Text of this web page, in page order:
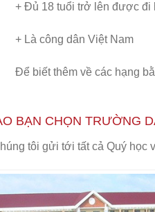
+ Đủ 18 tuổi trở lên được đi
+ Là công dân Việt Nam
Để biết thêm về các hạng
BẠN CHỌN TRƯỜNG
tôi gửi tới tất cả Quý